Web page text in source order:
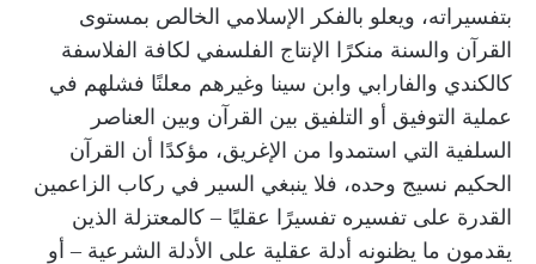
بتفسيراته، ويعلو بالفكر الإسلامي الخالص بمستوى
القرآن والسنة منكرًا الإنتاج الفلسفي لكافة الفلاسفة
كالكندي والفارابي وابن سينا وغيرهم معلنًا فشلهم في
عملية التوفيق أو التلفيق بين القرآن وبين العناصر
السلفية التي استمدوا من الإغريق، مؤكدًا أن القرآن
الحكيم نسيج وحده، فلا ينبغي السير في ركاب الزاعمين
القدرة على تفسيره تفسيرًا عقليًا – كالمعتزلة الذين
يقدمون ما يظنونه أدلة عقلية على الأدلة الشرعية – أو